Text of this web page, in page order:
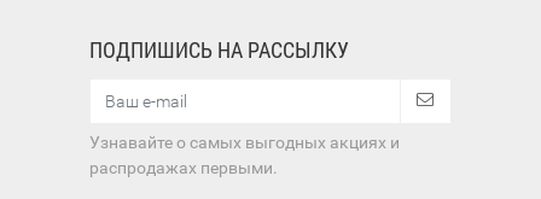
ПОДПИШИСЬ НА РАССЫЛКУ
Узнавайте о самых выгодных акциях и
распродажах первыми.